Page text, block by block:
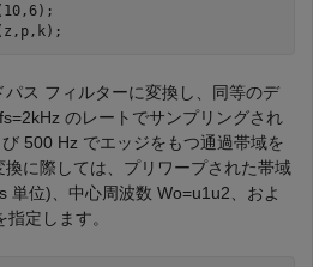
ス フィルターに変換し、同等のデ
fs=2kHz のレートでサンプリングされ
500 Hz でエッジをもつ通過帯域を
換に際しては、プリワープされた帯域
単位)、中心周波数 Wo=u1u2、およ
指定します。